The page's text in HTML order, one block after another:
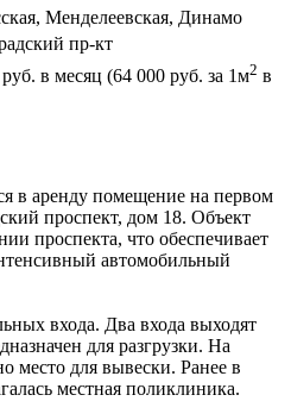
Менделеевская, Динамо
пр-кт
руб. в месяц (64 000 руб. за 1м2 в
в аренду помещение на первом
проспект, дом 18. Объект
проспекта, что обеспечивает
автомобильный
входа. Два входа выходят
для разгрузки. На
место для вывески. Ранее в
местная поликлиника.